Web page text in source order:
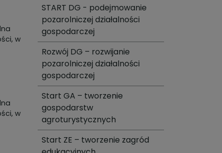
w
w
START DG - podejmowanie
pozarolniczej działalności
gospodarczej
Rozwój DG – rozwijanie
pozarolniczej działalności
gospodarczej
Start GA – tworzenie
gospodarstw
agroturystycznych
Start ZE – tworzenie zagród